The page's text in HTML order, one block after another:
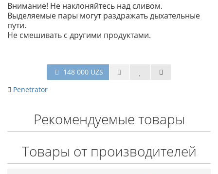
Внимание! Не наклоняйтесь над сливом.
Выделяемые пары могут раздражать дыхательные
пути.
Не смешивать с другими продуктами.
148 000 UZS
Penetrator
Рекомендуемые товары
Товары от производителей